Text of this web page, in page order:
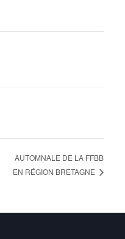
AUTOMNALE DE LA FFBB
EN RÉGION BRETAGNE